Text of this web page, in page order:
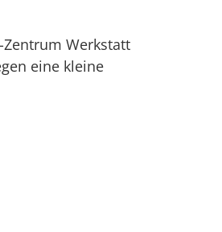
Zentrum Werkstatt
eine kleine